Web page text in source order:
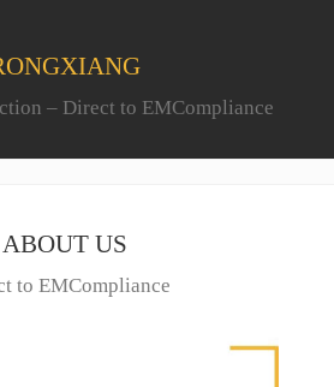
– Direct to EMCompliance
ABOUT US
to EMCompliance